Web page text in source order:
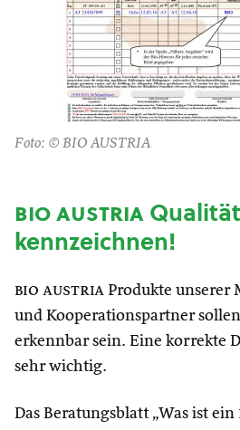
Foto: © BIO AUSTRIA
bio austria
kennzeichnen!
bio austria Produkte unserer
und Kooperationspartner
erkennbar sein. Eine korrekte
sehr wichtig.
Das Beratungsblatt „Was ist ein